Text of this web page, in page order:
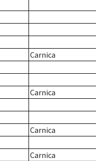
Carnica
Carnica
Carnica
Carnica